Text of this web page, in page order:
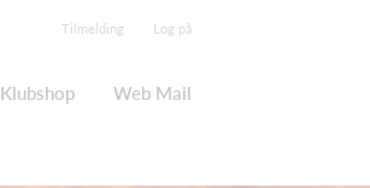
Tilmelding Log på
Klubshop Web Mail